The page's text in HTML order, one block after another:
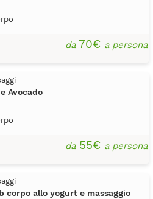
da70€ a persona
Avocado
da55€ a persona
corpo allo yogurt e massaggio